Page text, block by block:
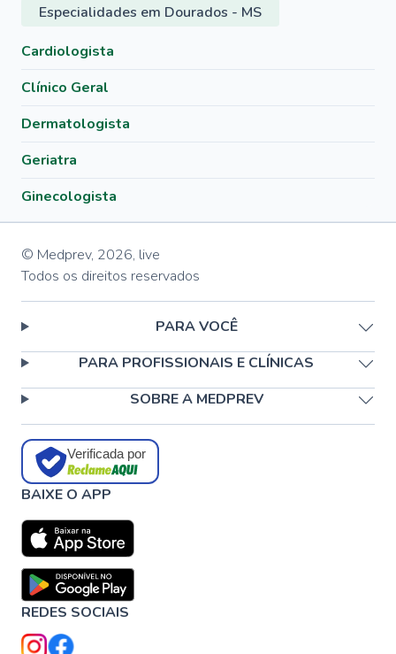
Especialidades em Dourados - MS
Cardiologista
Clínico Geral
Dermatologista
Geriatra
Ginecologista
© Medprev, 2026, live
Todos os direitos reservados
PARA VOCÊ
PARA PROFISSIONAIS E CLÍNICAS
SOBRE A MEDPREV
Verificada por
BAIXE O APP
REDES SOCIAIS